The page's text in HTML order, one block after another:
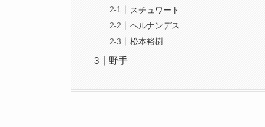
スチュワート
ヘルナンデス
松本裕樹
野手